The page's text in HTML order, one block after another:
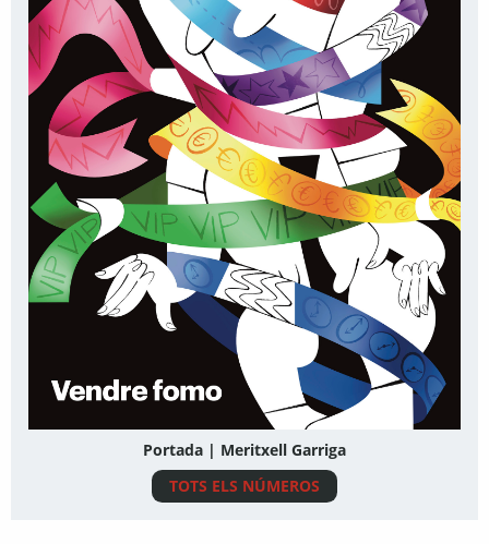
Portada | Meritxell Garriga
TOTS ELS NÚMEROS